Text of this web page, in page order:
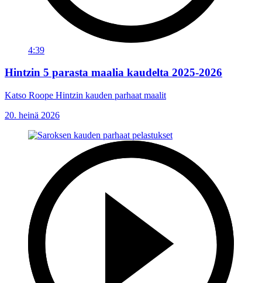
4:39
Hintzin 5 parasta maalia kaudelta 2025-2026
Katso Roope Hintzin kauden parhaat maalit
20. heinä 2026